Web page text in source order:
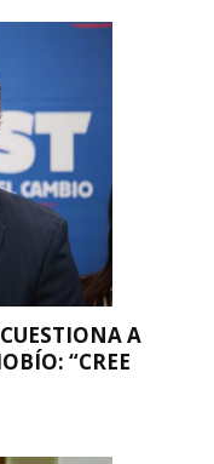
A
“CREE